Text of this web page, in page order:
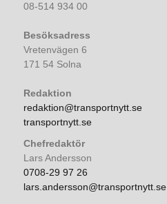
08-514 934 00
Besöksadress
Vretenvägen 6
171 54 Solna
Redaktion
redaktion@transportnytt.se
transportnytt.se
Chefredaktör
Lars Andersson
0708-29 97 26
lars.andersson@transportnytt.se